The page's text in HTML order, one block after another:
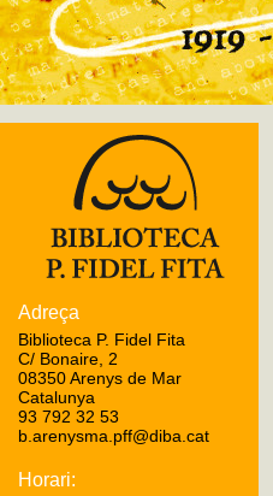
Adreça
Biblioteca P. Fidel Fita
C/ Bonaire, 2
08350 Arenys de Mar
Catalunya
93 792 32 53
b.arenysma.pff@diba.cat
Horari: